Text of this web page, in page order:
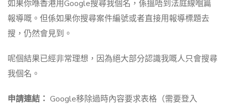
如果你喺香港用Google搜尋我個名，係搵唔到法庭線嗰篇
報導嘅。但係如果你搜尋案件編號或者直接用報導標題去
搜，仍然會見到。
呢個結果已經非常理想，因為絕大部分認識我嘅人只會搜尋
我個名。
申請連結： Google移除過時內容要求表格（需要登入